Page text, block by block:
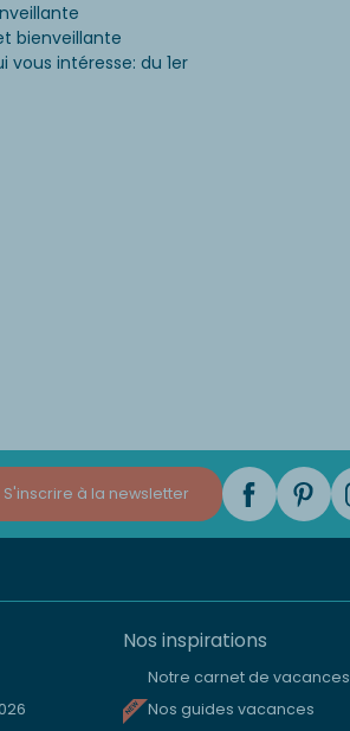
bienveillante
intéresse: du 1er
S'inscrire à la newsletter
Nos inspirations
Notre carnet de vacances
Nos guides vacances